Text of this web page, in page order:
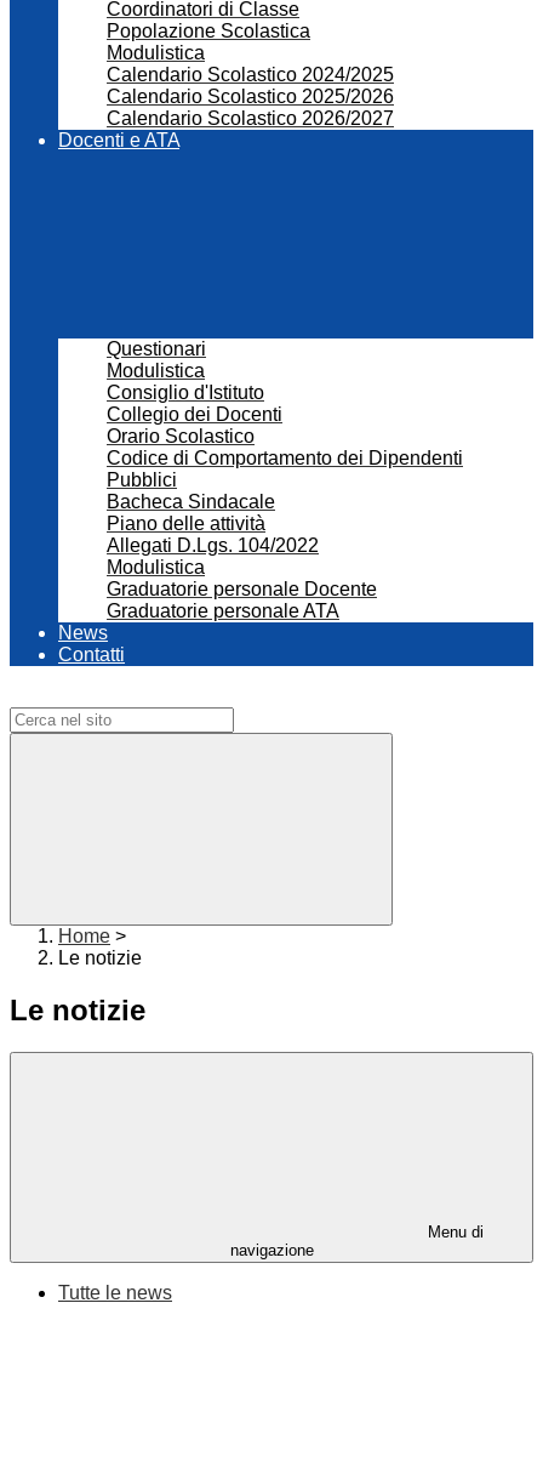
Coordinatori di Classe
Popolazione Scolastica
Modulistica
Calendario Scolastico 2024/2025
Calendario Scolastico 2025/2026
Calendario Scolastico 2026/2027
Docenti e ATA
Questionari
Modulistica
Consiglio d'Istituto
Collegio dei Docenti
Orario Scolastico
Codice di Comportamento dei Dipendenti
Pubblici
Bacheca Sindacale
Piano delle attività
Allegati D.Lgs. 104/2022
Modulistica
Graduatorie personale Docente
Graduatorie personale ATA
News
Contatti
Home >
Le notizie
Le notizie
Menu di
navigazione
Tutte le news